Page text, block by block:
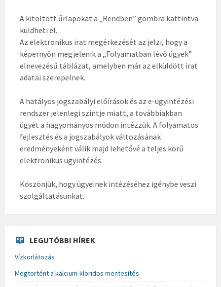
A kitöltött űrlapokat a „Rendben” gombra kattintva
küldheti el.
Az elektronikus irat megérkezését az jelzi, hogy a
képernyőn megjelenik a „Folyamatban lévő ügyek”
elnevezésű táblázat, amelyben már az elküldött irat
adatai szerepelnek.
A hatályos jogszabályi előírások és az e-ügyintézési
rendszer jelenlegi szintje miatt, a továbbiakban
ügyét a hagyományos módon intézzük. A folyamatos
fejlesztés és a jogszabályok változásának
eredményeként válik majd lehetővé a teljes körű
elektronikus ügyintézés.
Köszönjük, hogy ügyeinek intézéséhez igénybe veszi
szolgáltatásunkat.
LEGUTÓBBI HÍREK
Vízkorlátozás
Megtörtént a kalcium-kloridos mentesítés